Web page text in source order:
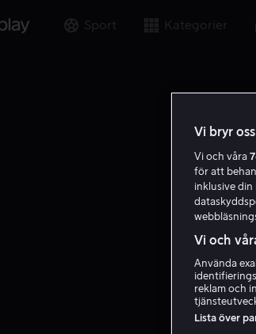
Sport Kategorier
Vi bryr
Vi och våra
för att
inklusive din
Vi och
Använda
reklam och
Lista över